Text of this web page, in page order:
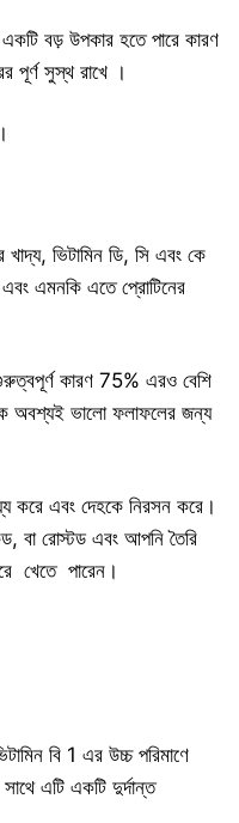
বড় উপকার হতে পারে কারণ
পূর্ণ সুস্থ রাখে ।
খাদ্য, ভিটামিন ডি, সি এবং কে
এবং এমনকি এতে প্রোটিনের
কারণ 75% এরও বেশি
অবশ্যই ভালো ফলাফলের জন্য
করে এবং দেহকে নিরসন করে।
বা রোস্টড এবং আপনি তৈরি
খেতে পারেন।
বি 1 এর উচ্চ পরিমাণে
এটি একটি দুর্দান্ত